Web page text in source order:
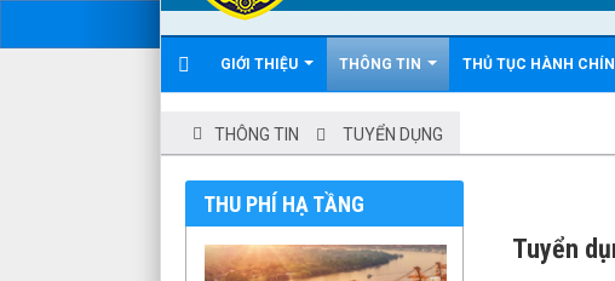
GIỚI THIỆU THÔNG TIN THỦ TỤC HÀNH
THÔNG TIN TUYỂN DỤNG
THU PHÍ HẠ TẦNG
Tuyển